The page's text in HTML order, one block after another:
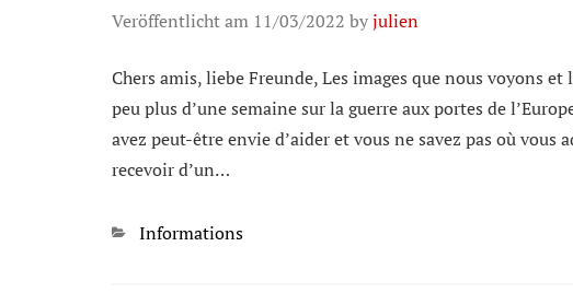
Veröffentlicht am 11/03/2022 byjulien
Chers amis, liebe Freunde, Les images que nous voyons
peu plus d’une semaine sur la guerre aux portes de
avez peut-être envie d’aider et vous ne savez pas où
recevoir d’un…
Kategorien
Informations